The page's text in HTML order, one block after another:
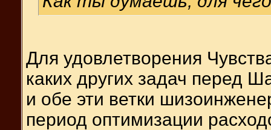
Для удовлетворения
каких других задач перед
и обе эти ветки
период оптимизации